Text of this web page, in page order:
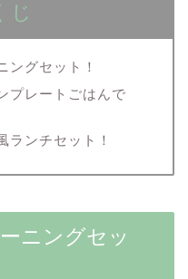
じ
ングセット！
プレートごはんで
ランチセット！
ニングセッ